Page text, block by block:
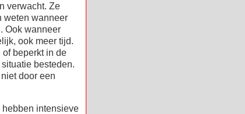
verwacht. Ze
weten wanneer
Ook wanneer
ook meer tijd.
beperkt in de
besteden.
door een
intensieve